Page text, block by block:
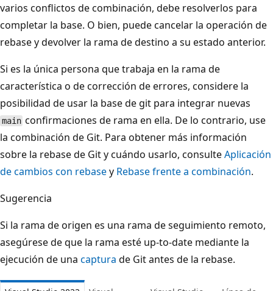
varios conflictos de combinación, debe resolverlos para
completar la base. O bien, puede cancelar la operación de
rebase y devolver la rama de destino a su estado anterior.
Si es la única persona que trabaja en la rama de
característica o de corrección de errores, considere la
posibilidad de usar la base de git para integrar nuevas
main confirmaciones de rama en ella. De lo contrario, use
la combinación de Git. Para obtener más información
sobre la rebase de Git y cuándo usarlo, consulteAplicación
de cambios con rebasey Rebase frente a combinación.
Sugerencia
Si la rama de origen es una rama de seguimiento remoto,
asegúrese de que la rama esté up-to-date mediante la
ejecución de una captura de Git antes de la rebase.